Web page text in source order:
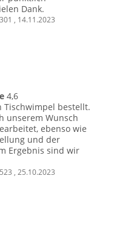
Dank.
, 14.11.2023
4,6
Tischwimpel bestellt.
unserem Wunsch
ebenso wie
und der
Ergebnis sind wir
, 25.10.2023